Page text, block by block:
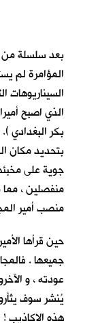
بعد سلسلة من
المؤامرة لم
السيناريوهات
الذي اصبح
بكر البغدادي
بتحديد مكان
جوية على
منفصلين ، مما
منصب أمير
حين قرأها
جميعها .
عودته ، و
يُنشر سوف
هذه الاكاذيب